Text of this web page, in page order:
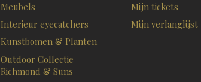
Meubels
Interieur eyecatchers
Kunstbomen & Planten
Outdoor Collectie
Richmond & Suns
Mijn tickets
Mijn verlanglijst